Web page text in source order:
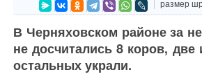
размер
В Черняховском районе за
не досчитались 8 коров, две
остальных украли.